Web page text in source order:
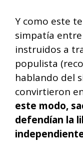
Y como este
simpatía
instruidos a
populista
hablando del
convirtieron en
este modo,
defendían la